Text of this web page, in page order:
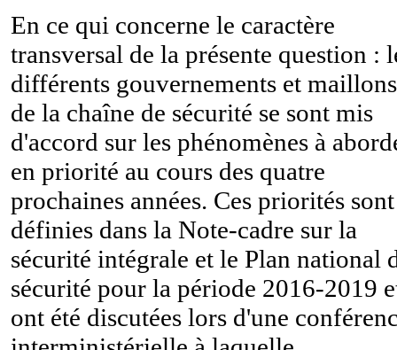
En ce qui concerne le caractère
transversal de la présente question :
différents gouvernements et maillons
de la chaîne de sécurité se sont mis
d'accord sur les phénomènes à
en priorité au cours des quatre
prochaines années. Ces priorités sont
définies dans la Note-cadre sur la
sécurité intégrale et le Plan national
sécurité pour la période 2016-2019
ont été discutées lors d'une